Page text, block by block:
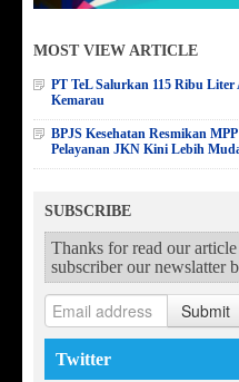
MOST VIEW ARTICLE
PT TeL Salurkan 115 Ribu
Kemarau
BPJS Kesehatan Resmikan
Pelayanan JKN Kini Lebih
SUBSCRIBE
Thanks for read our
subscriber our newslatter
Submit
Twitter